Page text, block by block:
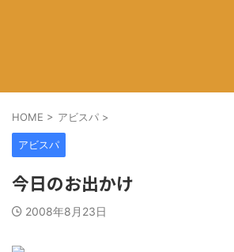
HOME > アビスパ >
アビスパ
今日のお出かけ
2008年8月23日